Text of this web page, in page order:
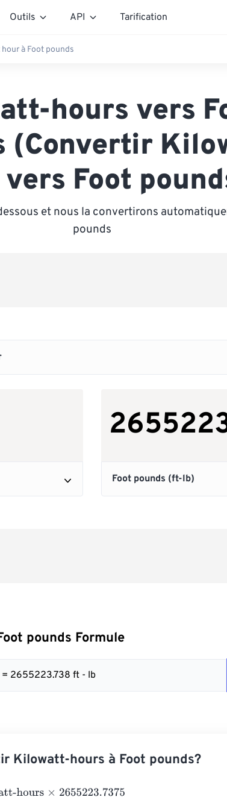
Outils API Tarification
à Foot pounds
hours vers
(Convertir
Foot
et nous la convertirons
pounds
pounds Formule
= 2655223.738 ft - lb
Kilowatt-hours à Foot pounds?
×2655223.7375